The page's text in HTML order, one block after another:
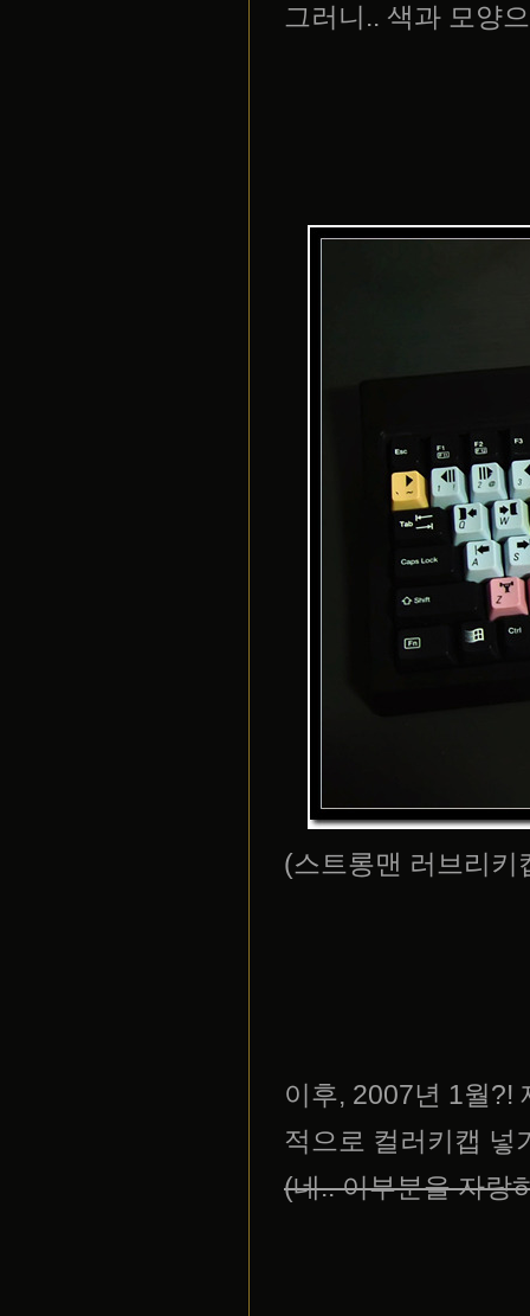
그러니.. 색과 모양
(스트롱맨 러브리키
이후, 2007년 1월?!
적으로 컬러키캡 넣
(네.. 이부분을 자랑